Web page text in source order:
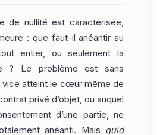
de nullité est caractérisée,
: que faut-il anéantir au
entier, ou seulement la
? Le problème est sans
vice atteint le cœur même de
privé d’objet, ou auquel
d’une partie, ne
anéanti. Mais quid